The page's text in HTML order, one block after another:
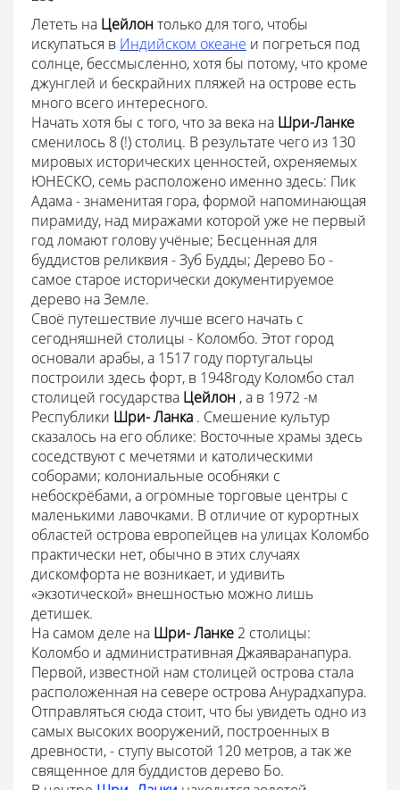
Лететь на Цейлон только для того, чтобы
искупаться в Индийском океане и погреться под
солнце, бессмысленно, хотя бы потому, что кроме
джунглей и бескрайних пляжей на острове есть
много всего интересного.
Начать хотя бы с того, что за века на Шри-Ланке
сменилось 8 (!) столиц. В результате чего из 130
мировых исторических ценностей, охреняемых
ЮНЕСКО, семь расположено именно здесь: Пик
Адама - знаменитая гора, формой напоминающая
пирамиду, над миражами которой уже не первый
год ломают голову учёные; Бесценная для
буддистов реликвия - Зуб Будды; Дерево Бо -
самое старое исторически документируемое
дерево на Земле.
Своё путешествие лучше всего начать с
сегодняшней столицы - Коломбо. Этот город
основали арабы, а 1517 году португальцы
построили здесь форт, в 1948году Коломбо стал
столицей государства Цейлон , а в 1972 -м
Республики Шри- Ланка . Смешение культур
сказалось на его облике: Восточные храмы здесь
соседствуют с мечетями и католическими
соборами; колониальные особняки с
небоскрёбами, а огромные торговые центры с
маленькими лавочками. В отличие от курортных
областей острова европейцев на улицах Коломбо
практически нет, обычно в этих случаях
дискомфорта не возникает, и удивить
«экзотической» внешностью можно лишь
детишек.
На самом деле на Шри- Ланке 2 столицы:
Коломбо и административная Джаяваранапура.
Первой, известной нам столицей острова стала
расположенная на севере острова Анурадхапура.
Отправляться сюда стоит, что бы увидеть одно из
самых высоких вооружений, построенных в
древности, - ступу высотой 120 метров, а так же
священное для буддистов дерево Бо.